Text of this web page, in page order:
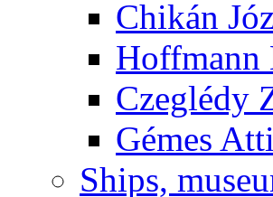
Chikán
Hoffmann
Czeglédy
Gémes
Ships,